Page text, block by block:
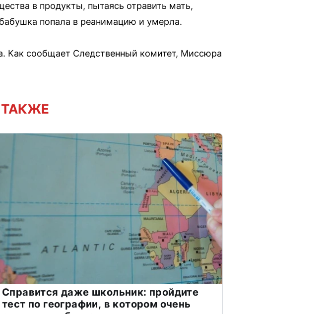
в продукты, пытаясь отравить мать,
попала в реанимацию и умерла.
Как сообщает Следственный комитет, Миссюра
ТАКЖЕ
Справится даже школьник: пройдите
тест по географии, в котором очень